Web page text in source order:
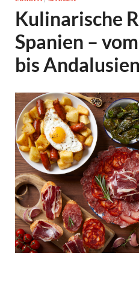
Kulinarische
Spanien –
bis Andalusien